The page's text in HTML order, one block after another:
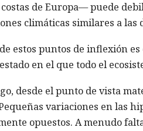
de Europa— puede
climáticas similares a las
estos puntos de inflexión
en el que todo el
desde el punto de vista
variaciones en las
opuestos. A menudo